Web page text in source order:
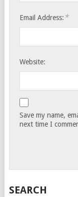
Email Address: *
Website:
Save my name,
next time I
SEARCH